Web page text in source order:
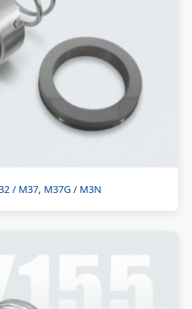
/ M37, M37G / M3N